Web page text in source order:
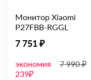
Монитор Xiaomi
P27FBB-RGGL
7 751 ₽
экономия
239₽
7 990 ₽